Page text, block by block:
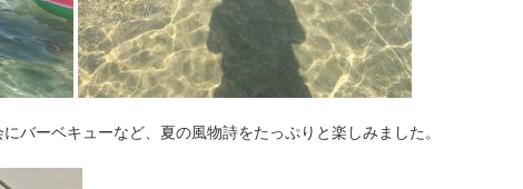
バーベキューなど、夏の風物詩をたっぷりと楽しみました。